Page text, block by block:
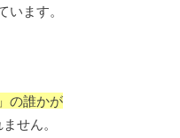
います。
の誰かが
せん。